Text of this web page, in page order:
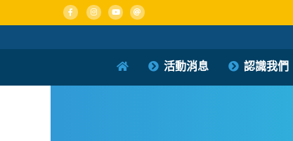
to
content
活動消息
認識我們